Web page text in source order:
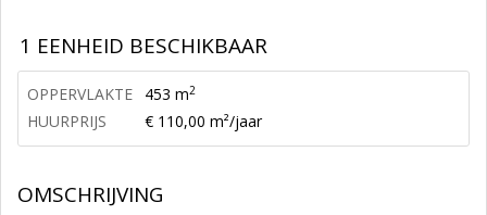
1 EENHEID BESCHIKBAAR
OPPERVLAKTE 453 m2
HUURPRIJS € 110,00 m²/jaar
OMSCHRIJVING